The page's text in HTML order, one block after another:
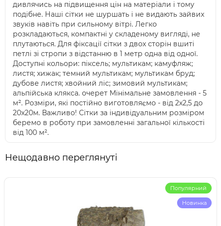
дивлячись на підвищення цін на матеріали і тому
подібне. Наші сітки не шуршать і не видають зайвих
звуків навіть при сильному вітрі. Легко
розкладаються, компактні у складеному вигляді, не
плутаються. Для фіксації сітки з двох сторін вшиті
петлі зі стропи з відстанню в 1 метр одна від одної.
Доступні кольори: піксель; мультикам; камуфляж;
листя; хижак; темний мультикам; мультикам бруд;
дубове листя; хвойний ліс; зимовий мультикам;
альпійська клякса. очерет Мінімальне замовлення - 5
м². Розміри, які постійно виготовляємо - від 2х2,5 до
20х20м. Важливо! Сітки за індивідуальним розміром
беремо в роботу при замовленні загальної кількості
від 100 м².
Нещодавно переглянуті
Популярний
Новинка